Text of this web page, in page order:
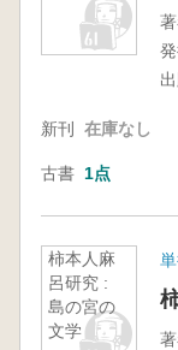
著
新刊 在庫なし
古書 1点
柿本人麻
呂研究 :
島の宮の
文学
著